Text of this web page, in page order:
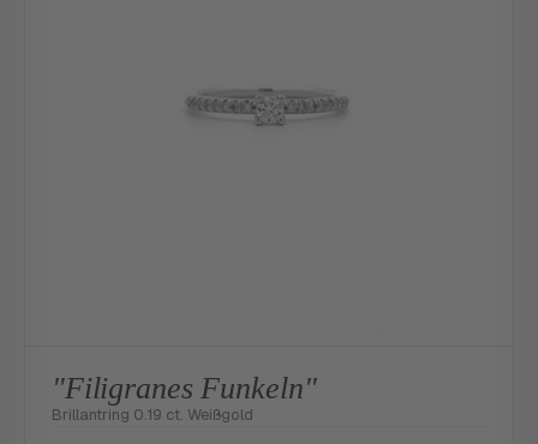
"Filigranes Funkeln"
Brillantring 0.19 ct. Weißgold